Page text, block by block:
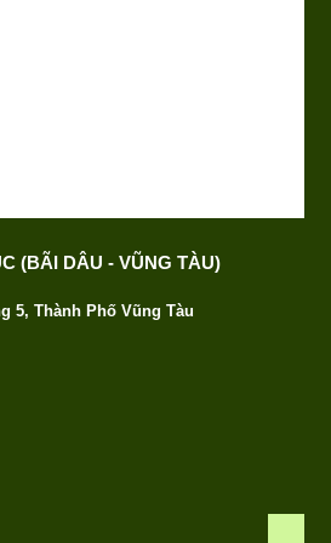
(BÃI DÂU - VŨNG TÀU)
5, Thành Phố Vũng Tàu